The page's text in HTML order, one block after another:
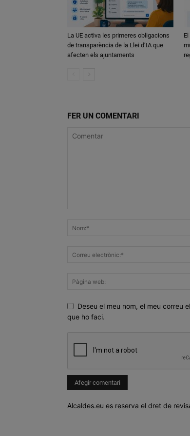
La UE activa les primeres obligacions
de transparència de la Llei d’IA que
afecten els ajuntaments
FER UN COMENTARI
Deseu el meu nom, el meu correu
que ho faci.
Alcaldes.eu es reserva el dret de